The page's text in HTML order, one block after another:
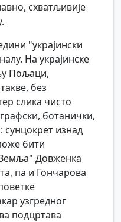
схватљивије
"украјински
На украјинске
Пољаци,
без
слика чисто
ботанички,
изнад
бити
Довженка
па и Гончарова
узгредног
подцртава